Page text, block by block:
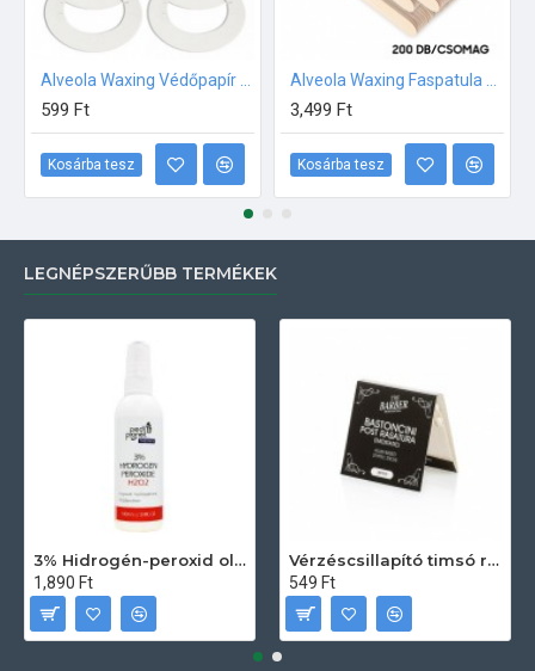
599 Ft
Kosárba tesz
3,499 Ft
Kosárba tesz
LEGNÉPSZERŰBB TERMÉKEK
3% Hidrogén-peroxid oldat (sebfertőtlenítő) 100ml
1,890 Ft
Vérzéscsillapító timsó rúd 20db
549 Ft